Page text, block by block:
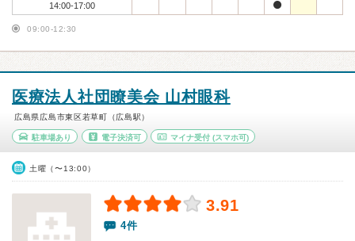
14:00-17:00
09:00-12:30
医療法人社団瞭美会 山村眼科
広島県広島市東区若草町（広島駅）
駐車場あり 電子決済可 マイナ受付 (スマホ可)
土曜（〜13:00）
3.91
4件